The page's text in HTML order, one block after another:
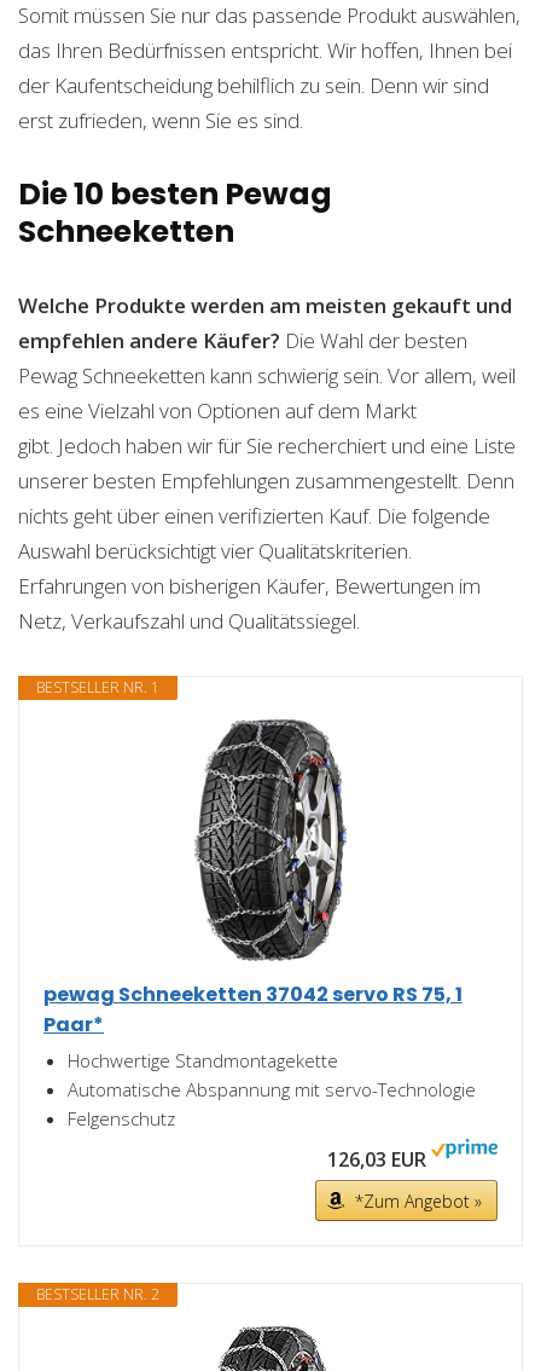
Somit müssen Sie nur das passende Produkt auswählen,
das Ihren Bedürfnissen entspricht. Wir hoffen, Ihnen bei
der Kaufentscheidung behilflich zu sein. Denn wir sind
erst zufrieden, wenn Sie es sind.
Die 10 besten Pewag
Schneeketten
Welche Produkte werden am meisten gekauft und
empfehlen andere Käufer? Die Wahl der besten
Pewag Schneeketten kann schwierig sein. Vor allem, weil
es eine Vielzahl von Optionen auf dem Markt
gibt. Jedoch haben wir für Sie recherchiert und eine Liste
unserer besten Empfehlungen zusammengestellt. Denn
nichts geht über einen verifizierten Kauf. Die folgende
Auswahl berücksichtigt vier Qualitätskriterien.
Erfahrungen von bisherigen Käufer, Bewertungen im
Netz, Verkaufszahl und Qualitätssiegel.
BESTSELLER NR. 1
pewag Schneeketten 37042 servo RS 75, 1
Paar*
Hochwertige Standmontagekette
Automatische Abspannung mit servo-Technologie
Felgenschutz
126,03 EUR
*Zum Angebot »
BESTSELLER NR. 2